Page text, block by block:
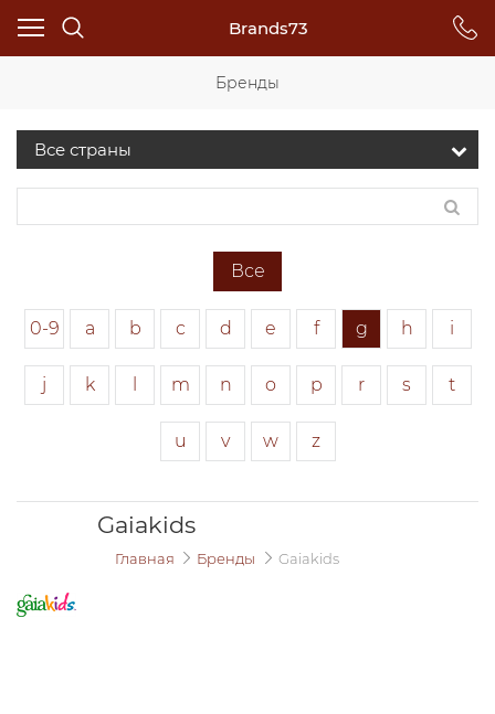
Brands73
Бренды
Все
0-9 a b c d e f g h i
j k m n o p r s t
u v w z
Gaiakids
Главная Бренды Gaiakids